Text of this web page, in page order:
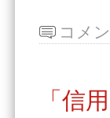
コメ
「信